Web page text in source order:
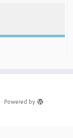
· Powered by
·